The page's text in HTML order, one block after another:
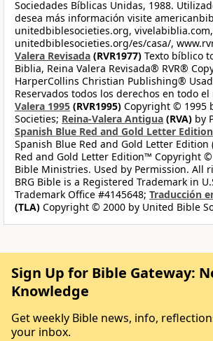
Sociedades Bíblicas Unidas, 1988.
desea más información visite
unitedbiblesocieties.org, vivelabiblia.com,
unitedbiblesocieties.org/es/casa/,
Valera Revisada (RVR1977) Texto bíblico
Biblia, Reina Valera Revisada® RVR®
HarperCollins Christian Publishing®
Reservados todos los derechos en todo
Valera 1995 (RVR1995) Copyright © 1995
Societies; Reina-Valera Antigua (RVA) by
Spanish Blue Red and Gold Letter Edition
Spanish Blue Red and Gold Letter Edition
Red and Gold Letter Edition™ Copyright ©
Bible Ministries. Used by Permission. All
BRG Bible is a Registered Trademark in
Trademark Office #4145648; Traducción
(TLA) Copyright © 2000 by United Bible
Sign Up for Bible Gateway:
Knowledge
Get weekly Bible news, info,
your inbox.